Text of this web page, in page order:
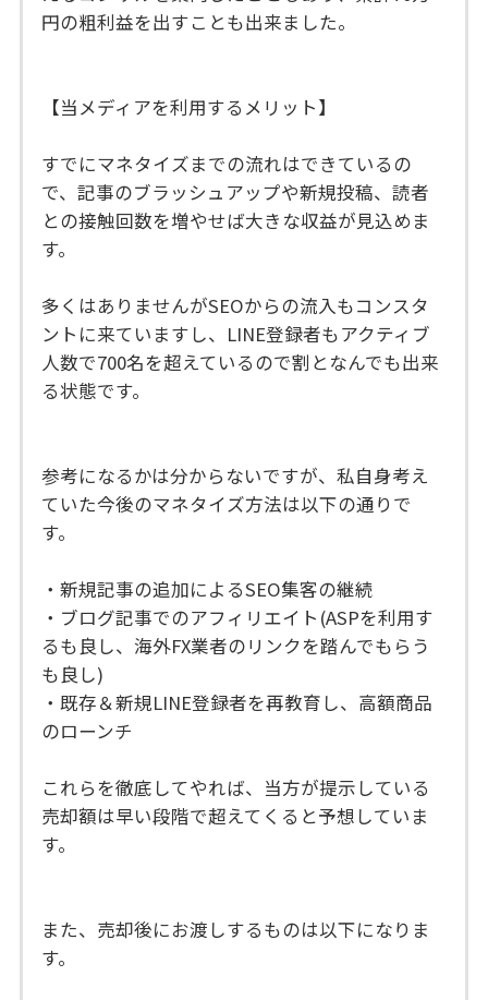
円の粗利益を出すことも出来ました。
【当メディアを利用するメリット】
すでにマネタイズまでの流れはできているの
で、記事のブラッシュアップや新規投稿、読者
との接触回数を増やせば大きな収益が見込めま
す。
多くはありませんがSEOからの流入もコンスタ
ントに来ていますし、LINE登録者もアクティブ
人数で700名を超えているので割となんでも出来
る状態です。
参考になるかは分からないですが、私自身考え
ていた今後のマネタイズ方法は以下の通りで
す。
・新規記事の追加によるSEO集客の継続
・ブログ記事でのアフィリエイト(ASPを利用す
るも良し、海外FX業者のリンクを踏んでもらう
も良し)
・既存＆新規LINE登録者を再教育し、高額商品
のローンチ
これらを徹底してやれば、当方が提示している
売却額は早い段階で超えてくると予想していま
す。
また、売却後にお渡しするものは以下になりま
す。